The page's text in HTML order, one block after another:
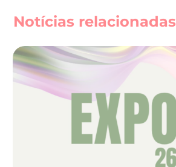
Notícias relacionadas